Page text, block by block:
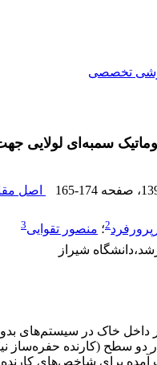
تخصصی
سمبه‌ای
، صفحه 165-174 اصل
2؛ منصور تقوایی3
شیراز
خاک در سیستم‌های